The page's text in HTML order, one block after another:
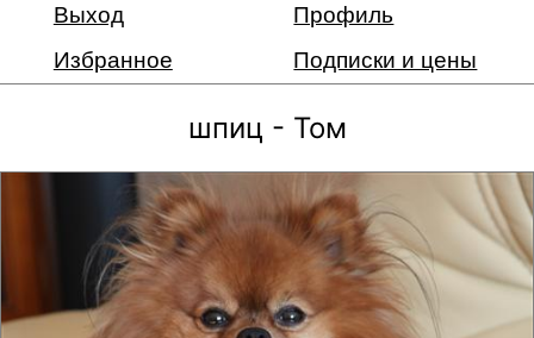
Выход
Профиль
Избранное
Подписки и цены
шпиц - Том